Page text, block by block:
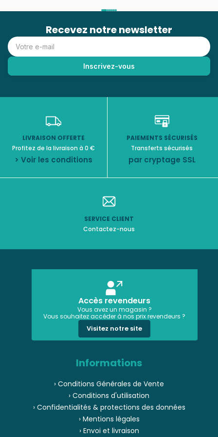
Recevez notre newsletter
LIVRAISON OFFERTE
Profitez de la livraison à 0 €
> Voir les conditions
PAIEMENTS SÉCURISÉS
Transferts sécurisés
par cryptage SSL
SERVICE CLIENT
Contactez-nous
Accès revendeurs
Vous avez un magasin ?
Vous souhaitez accéder à nos prix revendeurs ?
Visitez notre site
Informations
› Conditions Générales de Vente
› Conditions d'utilisation
› Confidentialités & protections des données
› Mentions légales
› Envoi et livraison